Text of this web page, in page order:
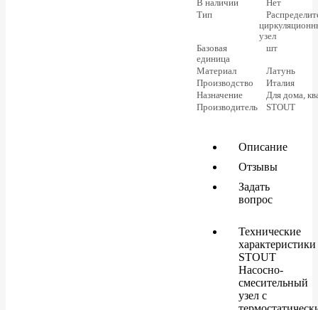
В наличии
Нет
Тип
узел
Базовая
единица
шт
Материал
Латунь
Производство
Италия
Назначение
Для дома,
Производитель
STOUT
Описание
Отзывы
Задать
вопрос
Технические
характеристики
STOUT
Насосно-
смесительный
узел с